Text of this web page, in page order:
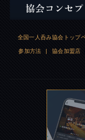
全国一人呑み協会トップ
参加方法 協会加盟店